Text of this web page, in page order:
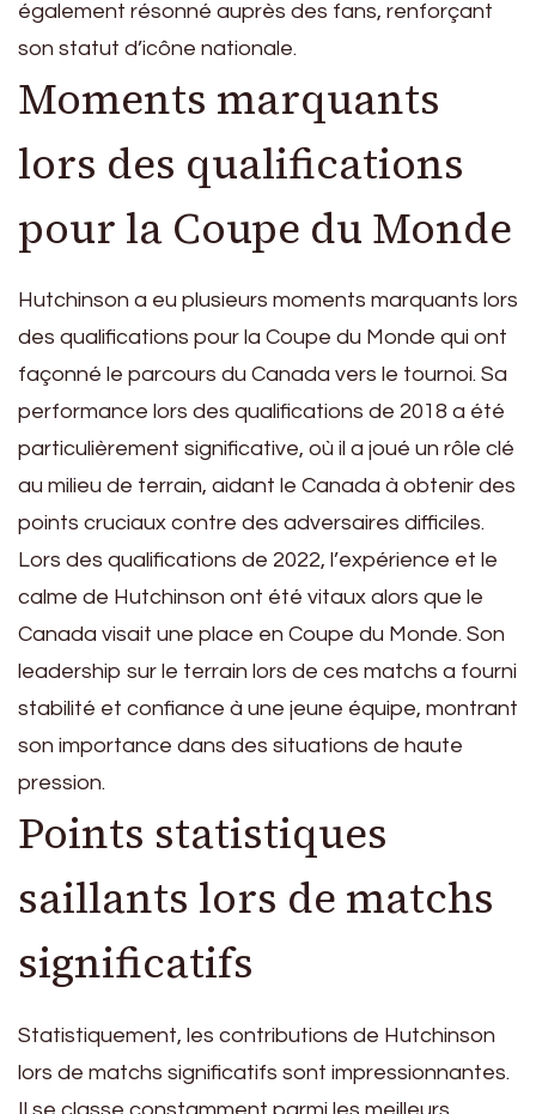
également résonné auprès des fans, renforçant
son statut d’icône nationale.
Moments marquants
lors des qualifications
pour la Coupe du Monde
Hutchinson a eu plusieurs moments marquants lors
des qualifications pour la Coupe du Monde qui ont
façonné le parcours du Canada vers le tournoi. Sa
performance lors des qualifications de 2018 a été
particulièrement significative, où il a joué un rôle clé
au milieu de terrain, aidant le Canada à obtenir des
points cruciaux contre des adversaires difficiles.
Lors des qualifications de 2022, l’expérience et le
calme de Hutchinson ont été vitaux alors que le
Canada visait une place en Coupe du Monde. Son
leadership sur le terrain lors de ces matchs a fourni
stabilité et confiance à une jeune équipe, montrant
son importance dans des situations de haute
pression.
Points statistiques
saillants lors de matchs
significatifs
Statistiquement, les contributions de Hutchinson
lors de matchs significatifs sont impressionnantes.
Il se classe constamment parmi les meilleurs